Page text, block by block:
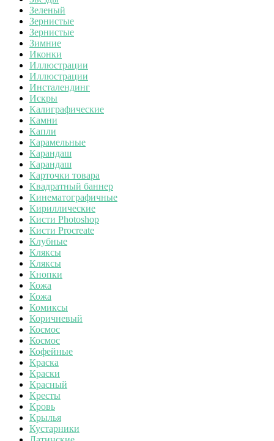
Зеленый
Зернистые
Зернистые
Зимние
Иконки
Иллюстрации
Иллюстрации
Инсталендинг
Искры
Калиграфические
Камни
Капли
Карамельные
Карандаш
Карандаш
Карточки товара
Квадратный баннер
Кинематографичные
Кириллические
Кисти Photoshop
Кисти Procreate
Клубные
Кляксы
Кляксы
Кнопки
Кожа
Кожа
Комиксы
Коричневый
Космос
Космос
Кофейные
Краска
Краски
Красный
Кресты
Кровь
Крылья
Кустарники